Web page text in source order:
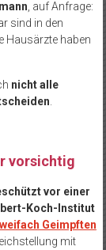
, auf Anfrage:
sind in den
Hausärzte haben
nicht alle
vorsichtig
vor einer
Koch-Institut
Geimpften
mit